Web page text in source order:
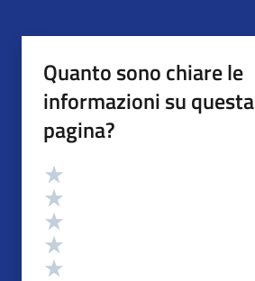
Quanto sono chiare le
informazioni su questa
pagina?
Valutazione